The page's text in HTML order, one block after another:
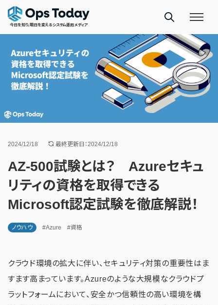
今日を知り、明日を変えるシステム運用メディア
2024/12/18 最終更新日：2024/12/18
AZ-500試験とは？ Azureセキュ
リティの資格を取得できる
Microsoft認定試験を徹底解説！
ノウハウ #Azure #資格
クラウド環境の拡大に伴い、セキュリティ対策の重要性はま
すます高まっています。Azureのような大規模なクラウドプ
ラットフォームにおいて、安全かつ信頼性の高い環境を構